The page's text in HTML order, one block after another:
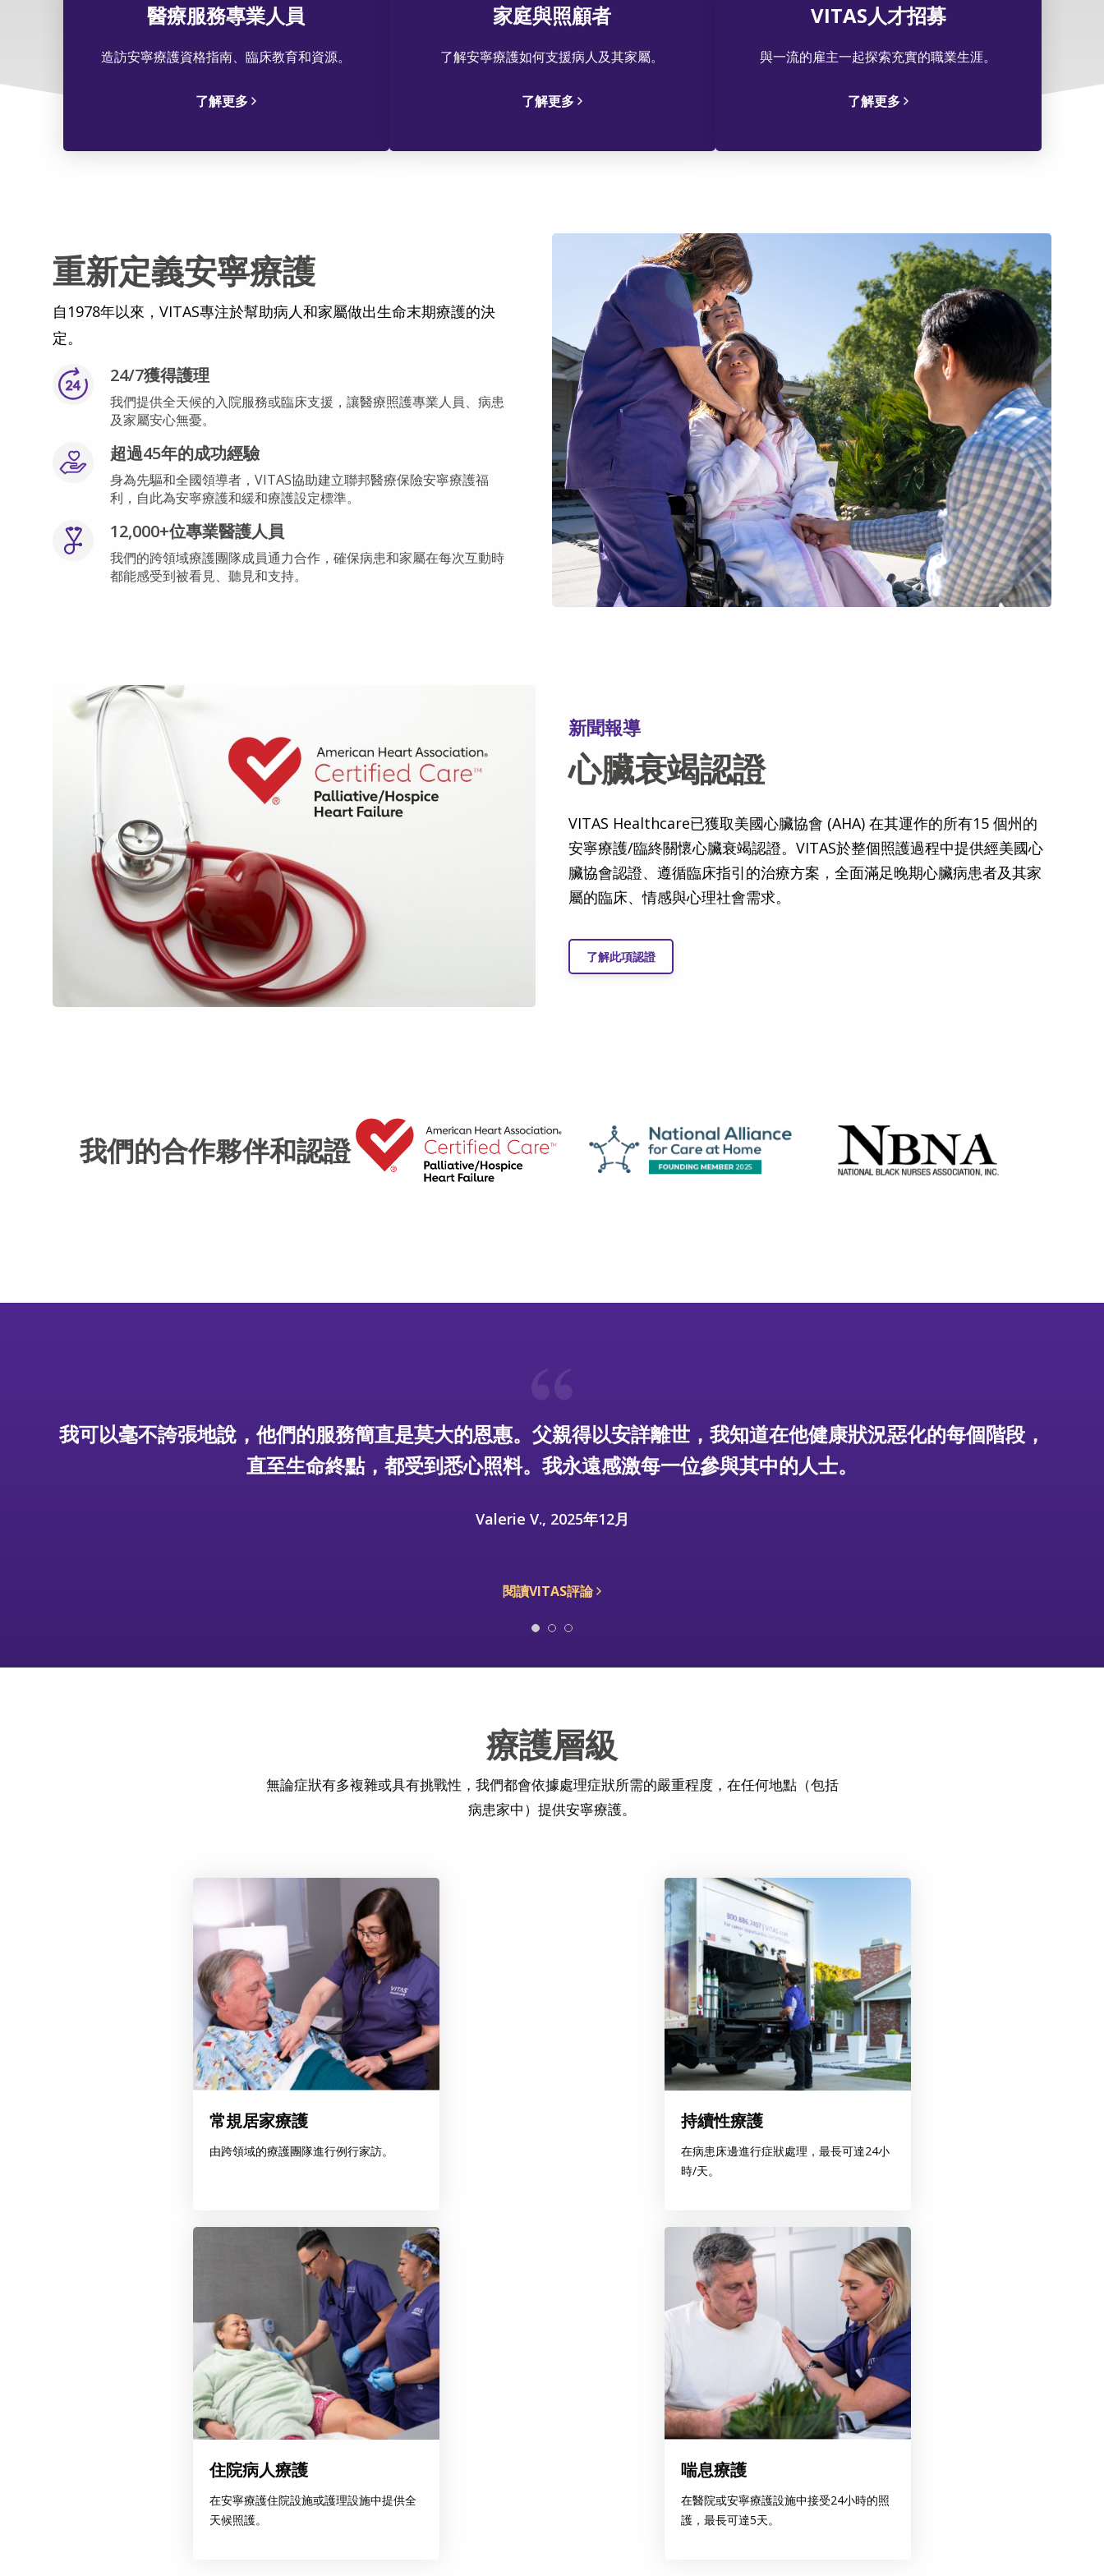
為病患轉介
醫療服務專業人員
造訪安寧療護資格指南、臨床教育和資源。
了解更多
家庭與照顧者
了解安寧療護如何支援病人及其家屬。
了解更多
VITAS人才招募
與一流的雇主一起探索充實的職業生涯。
了解更多
重新定義安寧療護
自1978年以來，VITAS專注於幫助病人和家屬做出生命末期療護的決
定。
24/7獲得護理
我們提供全天候的入院服務或臨床支援，讓醫療照護專業人員、病患
及家屬安心無憂。
超過45年的成功經驗
身為先驅和全國領導者，VITAS協助建立聯邦醫療保險安寧療護福
利，自此為安寧療護和緩和療護設定標準。
12,000+位專業醫護人員
我們的跨領域療護團隊成員通力合作，確保病患和家屬在每次互動時
都能感受到被看見、聽見和支持。
新聞報導
心臟衰竭認證
VITAS Healthcare已獲取美國心臟協會 (AHA) 在其運作的所有15 個州的
安寧療護/臨終關懷心臟衰竭認證。VITAS於整個照護過程中提供經美國心
臟協會認證、遵循臨床指引的治療方案，全面滿足晚期心臟病患者及其家
屬的臨床、情感與心理社會需求。
了解此項認證
我們的合作夥伴和認證
我永遠感激他們對我妻子的細心照顧，以及他們對我的同情和關懷。我無法用言語表達我對VITAS及其團隊的感
謝。
Robert S.J., 2025年12月
閱讀VITAS評論
療護層級
無論症狀有多複雜或具有挑戰性，我們都會依據處理症狀所需的嚴重程度，在任何地點（包括
病患家中）提供安寧療護。
常規居家療護
由跨領域的療護團隊進行例行家訪。
持續性療護
在病患床邊進行症狀處理，最長可達24小
時/天。
住院病人療護
在安寧療護住院設施或護理設施中提供全
天候照護。
喘息療護
在醫院或安寧療護設施中接受24小時的照
護，最長可達5天。